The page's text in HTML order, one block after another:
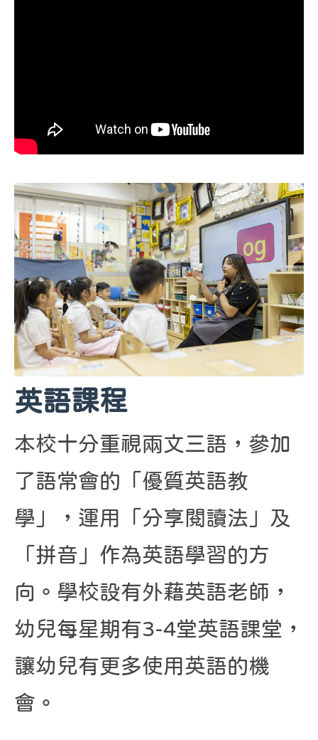
英語課程
本校十分重視兩文三語，參加
了語常會的「優質英語教
學」，運用「分享閱讀法」及
「拼音」作為英語學習的方
向。學校設有外藉英語老師，
幼兒每星期有3-4堂英語課堂，
讓幼兒有更多使用英語的機
會。